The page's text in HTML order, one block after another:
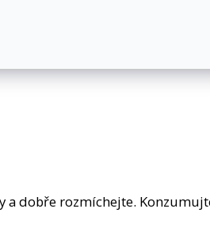
dobře rozmíchejte.